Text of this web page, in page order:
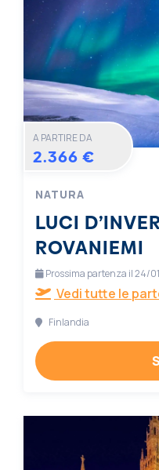
A PARTIRE DA
2.366 €
NATURA
LUCI
ROVANIEMI
Prossima partenza il 24/01
Vedi tutte le
Finlandia